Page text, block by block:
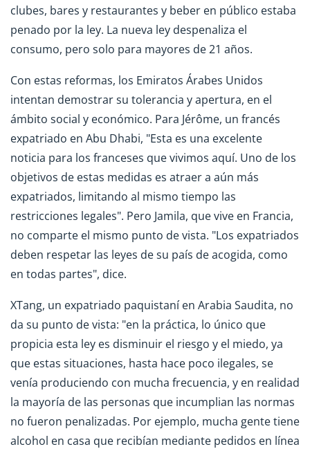
clubes, bares y restaurantes y beber en público estaba
penado por la ley. La nueva ley despenaliza el
consumo, pero solo para mayores de 21 años.
Con estas reformas, los Emiratos Árabes Unidos
intentan demostrar su tolerancia y apertura, en el
ámbito social y económico. Para Jérôme, un francés
expatriado en Abu Dhabi, "Esta es una excelente
noticia para los franceses que vivimos aquí. Uno de los
objetivos de estas medidas es atraer a aún más
expatriados, limitando al mismo tiempo las
restricciones legales". Pero Jamila, que vive en Francia,
no comparte el mismo punto de vista. "Los expatriados
deben respetar las leyes de su país de acogida, como
en todas partes", dice.
XTang, un expatriado paquistaní en Arabia Saudita, no
da su punto de vista: "en la práctica, lo único que
propicia esta ley es disminuir el riesgo y el miedo, ya
que estas situaciones, hasta hace poco ilegales, se
venía produciendo con mucha frecuencia, y en realidad
la mayoría de las personas que incumplian las normas
no fueron penalizadas. Por ejemplo, mucha gente tiene
alcohol en casa que recibían mediante pedidos en línea